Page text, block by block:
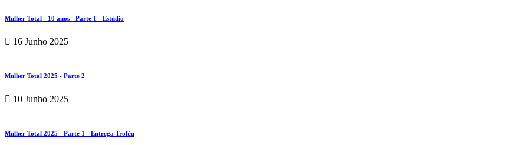
Mulher Total - 10 anos - Parte 1 - Estúdio
16 Junho 2025
Mulher Total 2025 - Parte 2
10 Junho 2025
Mulher Total 2025 - Parte 1 - Entrega Troféu